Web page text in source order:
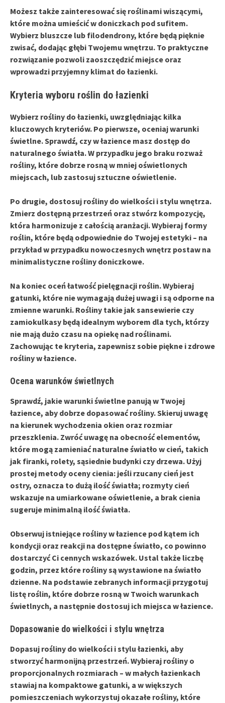
Możesz także zainteresować się roślinami wiszącymi,
które można umieścić w doniczkach pod sufitem.
Wybierz bluszcze lub filodendrony, które będą pięknie
zwisać, dodając głębi Twojemu wnętrzu. To praktyczne
rozwiązanie pozwoli zaoszczędzić miejsce oraz
wprowadzi przyjemny klimat do łazienki.
Kryteria wyboru roślin do łazienki
Wybierz rośliny do łazienki, uwzględniając kilka
kluczowych kryteriów. Po pierwsze, oceniaj warunki
świetlne. Sprawdź, czy w łazience masz dostęp do
naturalnego światła. W przypadku jego braku rozważ
rośliny, które dobrze rosną w mniej oświetlonych
miejscach, lub zastosuj sztuczne oświetlenie.
Po drugie, dostosuj rośliny do wielkości i stylu wnętrza.
Zmierz dostępną przestrzeń oraz stwórz kompozycję,
która harmonizuje z całością aranżacji. Wybieraj formy
roślin, które będą odpowiednie do Twojej estetyki – na
przykład w przypadku nowoczesnych wnętrz postaw na
minimalistyczne rośliny doniczkowe.
Na koniec oceń łatwość pielęgnacji roślin. Wybieraj
gatunki, które nie wymagają dużej uwagi i są odporne na
zmienne warunki. Rośliny takie jak sansewierie czy
zamiokulkasy będą idealnym wyborem dla tych, którzy
nie mają dużo czasu na opiekę nad roślinami.
Zachowując te kryteria, zapewnisz sobie piękne i zdrowe
rośliny w łazience.
Ocena warunków świetlnych
Sprawdź, jakie warunki świetlne panują w Twojej
łazience, aby dobrze dopasować rośliny. Skieruj uwagę
na kierunek wychodzenia okien oraz rozmiar
przeszklenia. Zwróć uwagę na obecność elementów,
które mogą zamieniać naturalne światło w cień, takich
jak firanki, rolety, sąsiednie budynki czy drzewa. Użyj
prostej metody oceny cienia: jeśli rzucany cień jest
ostry, oznacza to dużą ilość światła; rozmyty cień
wskazuje na umiarkowane oświetlenie, a brak cienia
sugeruje minimalną ilość światła.
Obserwuj istniejące rośliny w łazience pod kątem ich
kondycji oraz reakcji na dostępne światło, co powinno
dostarczyć Ci cennych wskazówek. Ustal także liczbę
godzin, przez które rośliny są wystawione na światło
dzienne. Na podstawie zebranych informacji przygotuj
listę roślin, które dobrze rosną w Twoich warunkach
świetlnych, a następnie dostosuj ich miejsca w łazience.
Dopasowanie do wielkości i stylu wnętrza
Dopasuj rośliny do wielkości i stylu łazienki, aby
stworzyć harmonijną przestrzeń. Wybieraj rośliny o
proporcjonalnych rozmiarach – w małych łazienkach
stawiaj na kompaktowe gatunki, a w większych
pomieszczeniach wykorzystuj okazałe rośliny, które